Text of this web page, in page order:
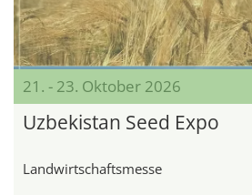
21. - 23. Oktober 2026
Uzbekistan Seed Expo
Landwirtschaftsmesse